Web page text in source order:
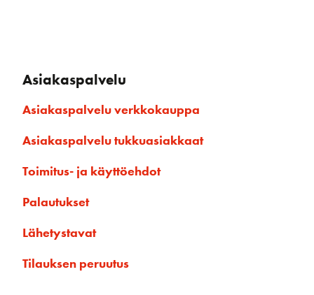
Asiakaspalvelu
Asiakaspalvelu verkkokauppa
Asiakaspalvelu tukkuasiakkaat
Toimitus- ja käyttöehdot
Palautukset
Lähetystavat
Tilauksen peruutus